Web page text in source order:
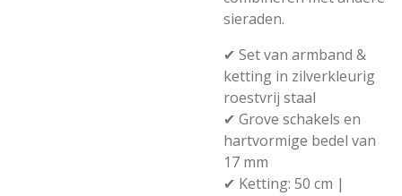
sieraden.
✔ Set van armband &
ketting in zilverkleurig
roestvrij staal
✔ Grove schakels en
hartvormige bedel van
17 mm
✔ Ketting: 50 cm |